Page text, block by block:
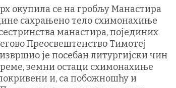
окупила се на гробљу Манастира
сахрањено тело схимонахиње
манастира, појединих
Преосвештенство Тимотеј
је посебан литургијски чин
земни остаци схимонахиње
и, са побожношћу и